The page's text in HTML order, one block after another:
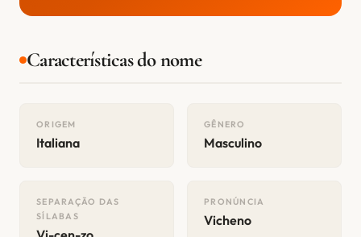
Características do nome
ORIGEM
Italiana
GÊNERO
Masculino
SEPARAÇÃO DAS
SÍLABAS
PRONÚNCIA
Vicheno